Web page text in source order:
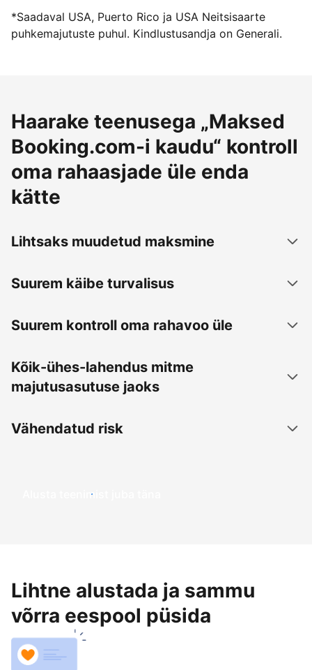
*Saadaval USA, Puerto Rico ja USA Neitsisaarte
puhkemajutuste puhul. Kindlustusandja on Generali.
Haarake teenusega „Maksed
Booking.com-i kaudu“ kontroll
oma rahaasjade üle enda
kätte
Lihtsaks muudetud maksmine
Suurem käibe turvalisus
Suurem kontroll oma rahavoo üle
Kõik-ühes-lahendus mitme
majutusasutuse jaoks
Vähendatud risk
Alusta teenimist juba täna
Lihtne alustada ja sammu
võrra eespool püsida